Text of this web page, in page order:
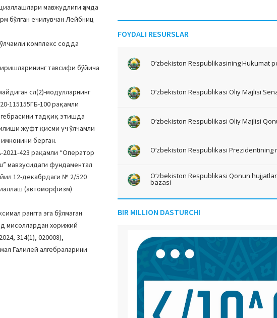
мавжудлиги ҳамда
бўлган ечилувчан Лейбниц
комплекс содда
тавсифи бўйича
сл(2)-модулларнинг
115155ГБ-100 рақамли
тадқиқ этишда
жуфт қисми уч ўлчамли
берган.
423 рақамли “Оператор
мавзусидаги фундаментал
12-декабрдаги № 2/520
(автоморфизм)
рангга эга бўлмаган
мисоллардан хорижий
314(1), 020008),
Галилей алгебраларини
FOYDALI RESURSLAR
O‘zbekiston Respublikasining Hukumat
O‘zbekiston Respublikasi Oliy Majlisi
O‘zbekiston Respublikasi Oliy Majlisi
O‘zbekiston Respublikasi Prezidentining
O‘zbekiston Respublikasi Qonun
bazasi
BIR MILLION DASTURCHI